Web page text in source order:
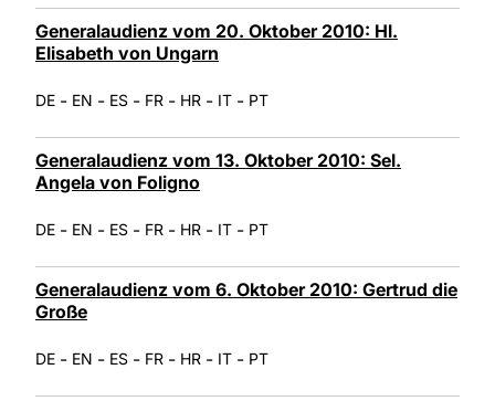
Generalaudienz vom 20. Oktober 2010: Hl.
Elisabeth von Ungarn
DE - EN - ES - FR - HR - IT - PT
Generalaudienz vom 13. Oktober 2010: Sel.
Angela von Foligno
DE - EN - ES - FR - HR - IT - PT
Generalaudienz vom 6. Oktober 2010: Gertrud die
Große
DE - EN - ES - FR - HR - IT - PT